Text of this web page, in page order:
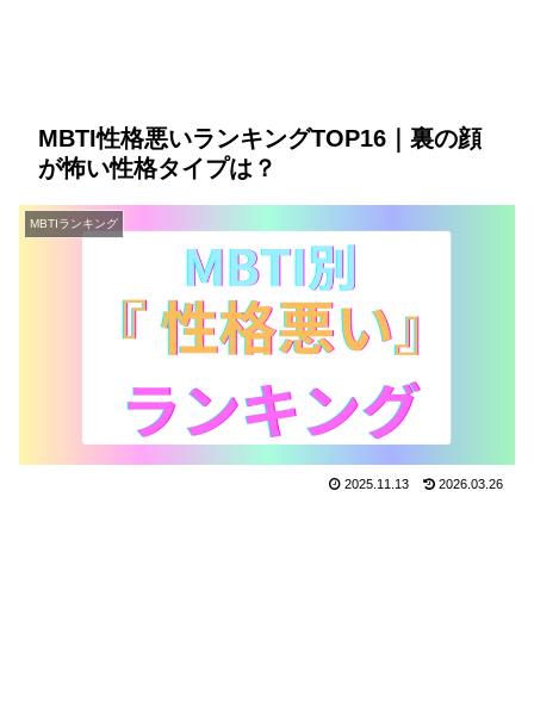
MBTI性格悪いランキングTOP16｜裏の顔
が怖い性格タイプは？
MBTIランキング
2025.11.13 2026.03.26